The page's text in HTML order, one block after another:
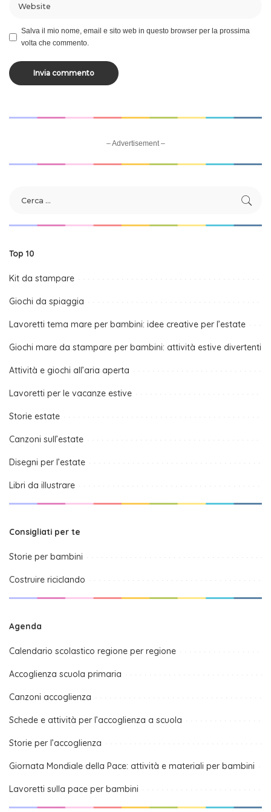
Salva il mio nome, email e sito web in questo browser per la prossima
volta che commento.
– Advertisement –
Top 10
Kit da stampare
Giochi da spiaggia
Lavoretti tema mare per bambini: idee creative per l’estate
Giochi mare da stampare per bambini: attività estive divertenti
Attività e giochi all’aria aperta
Lavoretti per le vacanze estive
Storie estate
Canzoni sull’estate
Disegni per l’estate
Libri da illustrare
Consigliati per te
Storie per bambini
Costruire riciclando
Agenda
Calendario scolastico regione per regione
Accoglienza scuola primaria
Canzoni accoglienza
Schede e attività per l’accoglienza a scuola
Storie per l’accoglienza
Giornata Mondiale della Pace: attività e materiali per bambini
Lavoretti sulla pace per bambini